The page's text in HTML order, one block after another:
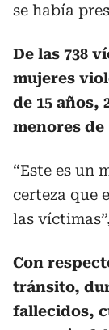
se había
De las 738
mujeres
de 15 años,
menores de
“Este es un
certeza que
las
Con
tránsito,
fallecidos,